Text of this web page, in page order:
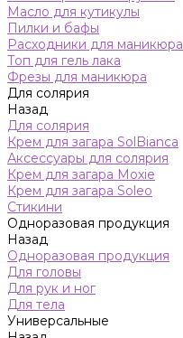
Масло для кутикулы
Пилки и бафы
Расходники для маникюра
Топ для гель лака
Фрезы для маникюра
Для солярия
Назад
Для солярия
Крем для загара SolBianca
Аксессуары для солярия
Крем для загара Moxie
Крем для загара Soleo
Стикини
Одноразовая продукция
Назад
Одноразовая продукция
Для головы
Для рук и ног
Для тела
Универсальные